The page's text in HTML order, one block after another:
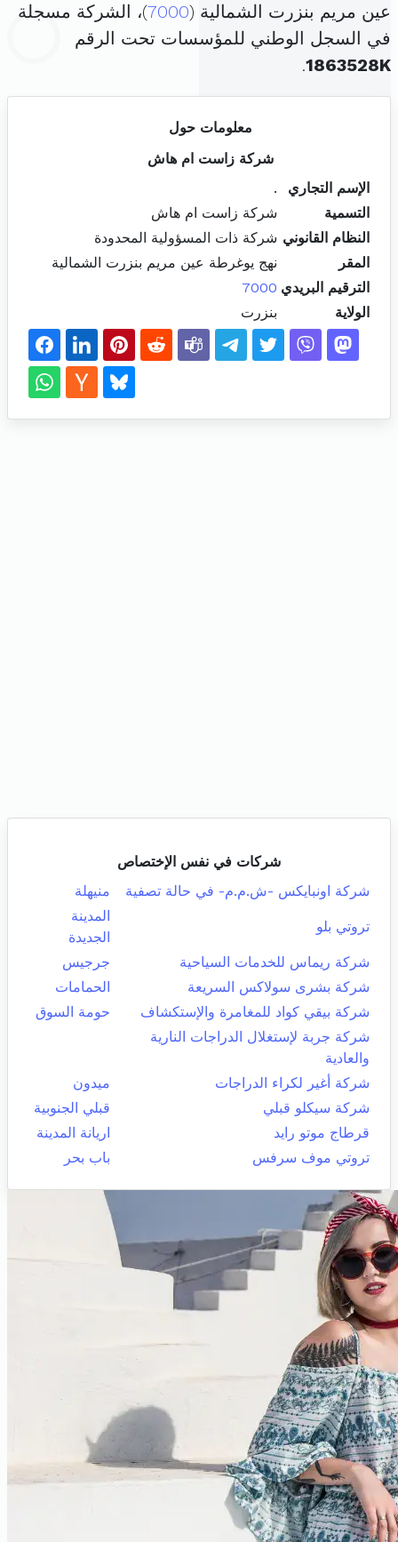
عين مريم بنزرت الشمالية (7000)، الشركة مسجلة
في السجل الوطني للمؤسسات تحت الرقم
1863528K
.
معلومات حول
شركة زاست ام هاش
الإسم التجاري
.
التسمية
شركة زاست ام هاش
النظام القانوني شركة ذات المسؤولية المحدودة
المقر
نهج يوغرطة عين مريم بنزرت الشمالية
الترقيم البريدي 7000
الولاية
بنزرت
شركات في نفس الإختصاص
شركة اونبايكس -ش.م.م- في حالة تصفية
منيهلة
تروتي بلو
المدينة
الجديدة
شركة ريماس للخدمات السياحية
جرجيس
شركة بشرى سولاكس السريعة
الحمامات
شركة بيقي كواد للمغامرة والإستكشاف
حومة السوق
شركة جربة لإستغلال الدراجات النارية
والعادية
شركة أغير لكراء الدراجات
ميدون
شركة سيكلو قبلي
قبلي الجنوبية
قرطاج موتو رايد
اريانة المدينة
تروتي موف سرفس
باب بحر